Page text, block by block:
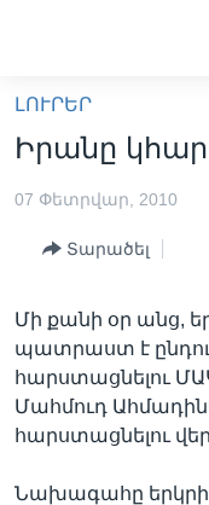
հիմնական
բովանդակությանը
հիմնական
բովանդակությանը
հիմնական
ԼՈՒՐԵՐ
ՍՓՅՈՒՌՔ
ՏԵՍԱՆՅՈՒԹԵՐ
ՖԻԼՄԵՐ
IN ENGLISH
ՄԵՐ ՄԱՍԻՆ
ՄԵՐ ՄԱՍԻՆ
«ԱՄԵՐԻԿԱՅԻ
ՈՒԿՐԱԻՆԱԿԱՆ
Learning English
ԼՈՒՐԵՐ
Իրանը
07 Փետրվար, 2010
Տարածել
Մի քանի օր անց,
պատրաստ է
հարստացնելու
Մահմուդ
հարստացնելու
Նախագահը երկրի